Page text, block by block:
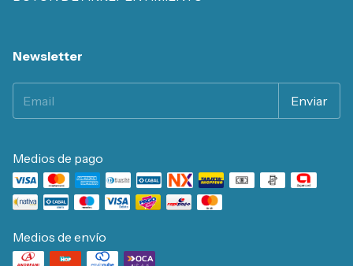
Newsletter
Medios de pago
Medios de envío